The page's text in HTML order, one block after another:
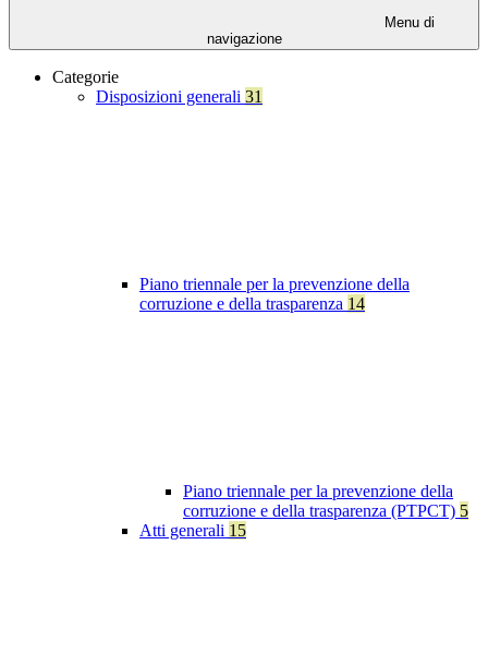
Menu di
navigazione
Categorie
Disposizioni generali 31
Piano triennale per la prevenzione della
corruzione e della trasparenza 14
Piano triennale per la prevenzione della
corruzione e della trasparenza (PTPCT) 5
Atti generali 15